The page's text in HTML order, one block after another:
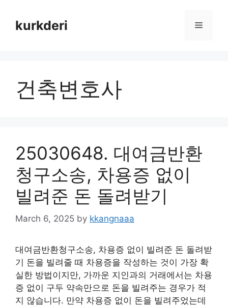
contentkurkderi Menu
건축변호사
25030648. 대여금반환
청구소송, 차용증 없이
빌려준 돈 돌려받기
March 6, 2025 by kkangnaaa
대여금반환청구소송, 차용증 없이 빌려준 돈 돌려받
기 돈을 빌려줄 때 차용증을 작성하는 것이 가장 확
실한 방법이지만, 가까운 지인과의 거래에서는 차용
증 없이 구두 약속만으로 돈을 빌려주는 경우가 적
지 않습니다. 만약 차용증 없이 돈을 빌려주었는데